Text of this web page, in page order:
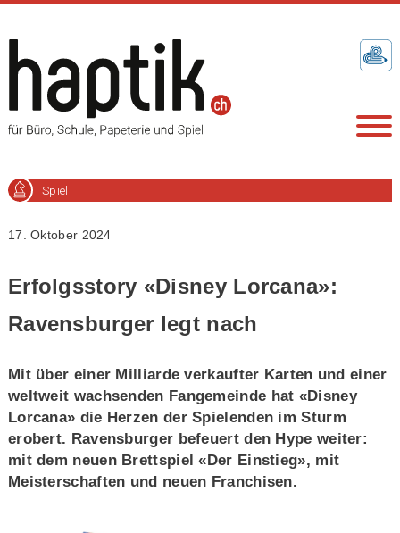
Spiel
17. Oktober 2024
Erfolgsstory «Disney Lorcana»:
Ravensburger legt nach
Mit über einer Milliarde verkaufter Karten und einer
weltweit wachsenden Fangemeinde hat «Disney
Lorcana» die Herzen der Spielenden im Sturm
erobert. Ravensburger befeuert den Hype weiter:
mit dem neuen Brettspiel «Der Einstieg», mit
Meisterschaften und neuen Franchisen.